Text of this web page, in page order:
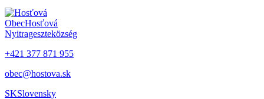
ObecHosťová
Nyitrageszteközség
+421 377 871 955
obec@hostova.sk
SKSlovensky